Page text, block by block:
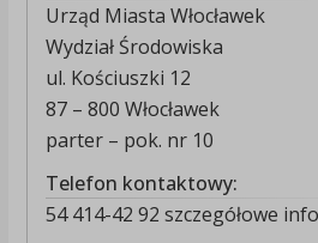
Urząd Miasta Włocławek
Wydział Środowiska
ul. Kościuszki 12
87 – 800 Włocławek
parter – pok. nr 10
Telefon kontaktowy:
54 414-42 92 szczegółowe